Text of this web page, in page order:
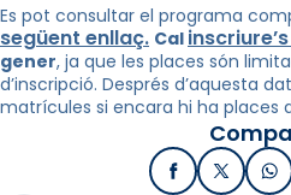
Es pot consultar el programa
següent enllaç. Cal
gener, ja que les places són
d’inscripció. Després d’aquesta
matrícules si encara hi ha places
Facebook
X /